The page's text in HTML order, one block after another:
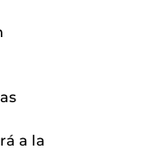
a la